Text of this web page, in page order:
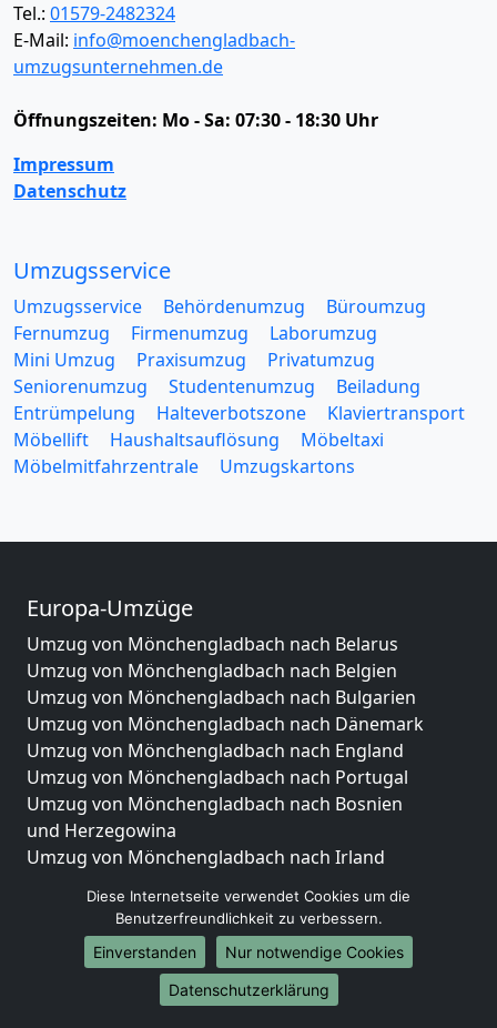
Tel.: 01579-2482324
E-Mail: info@moenchengladbach-
umzugsunternehmen.de
Öffnungszeiten: Mo - Sa: 07:30 - 18:30 Uhr
Impressum
Datenschutz
Umzugsservice
Umzugsservice Behördenumzug
Büroumzug
Fernumzug
Firmenumzug
Laborumzug
Mini Umzug
Praxisumzug
Privatumzug
Seniorenumzug
Studentenumzug
Beiladung
Entrümpelung
Halteverbotszone
Klaviertransport
Möbellift
Haushaltsauflösung
Möbeltaxi
Möbelmitfahrzentrale
Umzugskartons
Europa-Umzüge
Umzug von Mönchengladbach nach Belarus
Umzug von Mönchengladbach nach Belgien
Umzug von Mönchengladbach nach Bulgarien
Umzug von Mönchengladbach nach Dänemark
Umzug von Mönchengladbach nach England
Umzug von Mönchengladbach nach Portugal
Umzug von Mönchengladbach nach Bosnien
und Herzegowina
Umzug von Mönchengladbach nach Irland
Umzug von Mönchengladbach nach Zypern
Umzug von Mönchengladbach nach Kroatien
Umzug von Mönchengladbach nach Estland
Umzug von Mönchengladbach nach Finnland
Diese Internetseite verwendet Cookies um die
Benutzerfreundlichkeit zu verbessern.
Einverstanden
Nur notwendige Cookies
Datenschutzerklärung